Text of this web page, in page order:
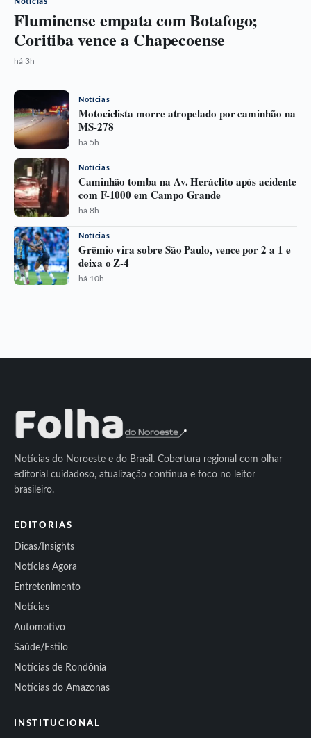
Fluminense empata com Botafogo;
Coritiba vence a Chapecoense
há 3h
Notícias
Motociclista morre atropelado por caminhão na
MS-278
há 5h
Notícias
Caminhão tomba na Av. Heráclito após acidente
com F-1000 em Campo Grande
há 8h
Notícias
Grêmio vira sobre São Paulo, vence por 2 a 1 e
deixa o Z-4
há 10h
Notícias do Noroeste e do Brasil. Cobertura regional com olhar
editorial cuidadoso, atualização contínua e foco no leitor
brasileiro.
EDITORIAS
Dicas/Insights
Notícias Agora
Entretenimento
Notícias
Automotivo
Saúde/Estilo
Notícias de Rondônia
Notícias do Amazonas
INSTITUCIONAL